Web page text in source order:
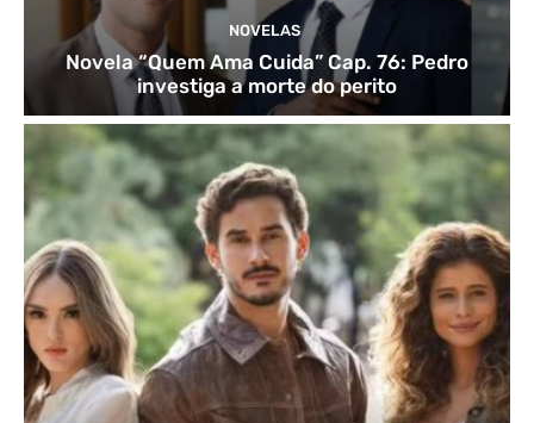
NOVELAS
Novela “Quem Ama Cuida” Cap. 76: Pedro
investiga a morte do perito